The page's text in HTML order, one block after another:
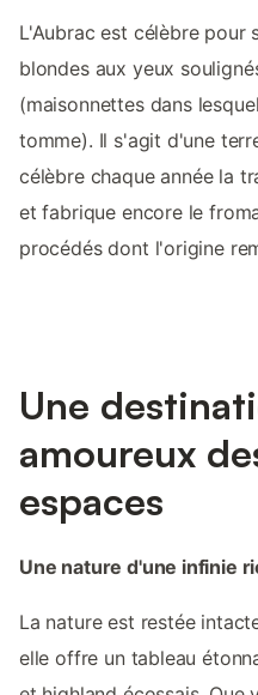
L'Aubrac est célèbre pour
blondes aux yeux
(maisonnettes dans
tomme). Il s'agit d'une
célèbre chaque année la
et fabrique encore le
procédés dont l'origine
Une
amoureux
espaces
Une nature d'une infinie
La nature est restée
elle offre un tableau